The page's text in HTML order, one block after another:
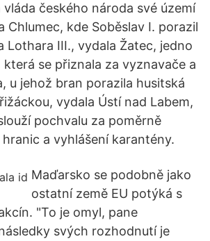
českého národa své území
Chlumec, kde Soběslav I. porazil
Lothara III., vydala Žatec, jedno
se přiznala za vyznavače a
u jehož bran porazila husitská
vydala Ústí nad Labem,
pochvalu za poměrně
a vyhlášení karantény.
Maďarsko se podobně jako
ostatní země EU potýká s
"To je omyl, pane
svých rozhodnutí je